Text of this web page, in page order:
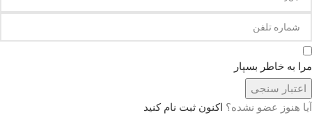
مرا به خاطر بسپار
اعتبار سنجی
آیا هنوز عضو نشده؟ اکنون ثبت نام کنید